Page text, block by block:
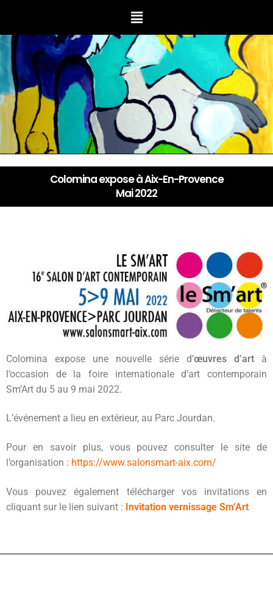
Colomina expose à Aix-En-Provence
Mai 2022
Colomina expose une nouvelle série d’œuvres d’art à
l’occasion de la foire internationale d’art contemporain
Sm’Art du 5 au 9 mai 2022.
L’événement a lieu en extérieur, au Parc Jourdan.
Pour en savoir plus, vous pouvez consulter le site de
l’organisation : https://www.salonsmart-aix.com/
Vous pouvez également télécharger vos invitations en
cliquant sur le lien suivant : Invitation vernissage Sm’Art